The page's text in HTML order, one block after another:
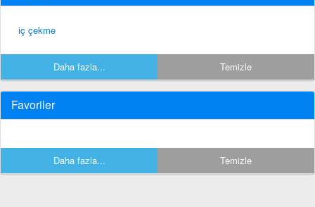
iç çekme
Daha fazla... Temizle
Favoriler
Daha fazla... Temizle